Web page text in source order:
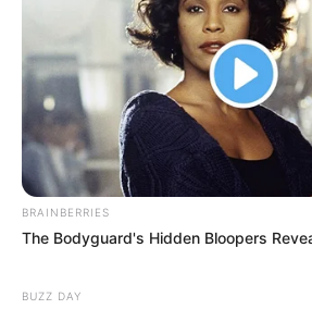
Angebote für Behinderte
Aussichtstürme
Kletterparks
Tier- und Zooparks
Fremdenverkehrsamt und
Veranstaltung für Weimar
BRAINBERRIES
The Bodyguard's Hidden Bloopers
BUZZ DAY